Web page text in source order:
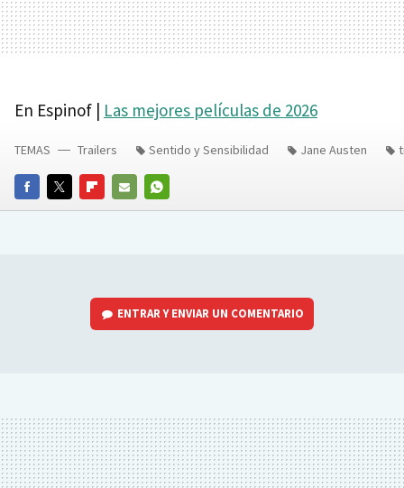
En Espinof | Las mejores películas de 2026
FACEBOOKTWITTERFLIPBOARD
E-
WHATSAPP
TEMAS Trailers Sentido y Sensibilidad Jane Austen
ENTRAR Y ENVIAR UN COMENTARIO